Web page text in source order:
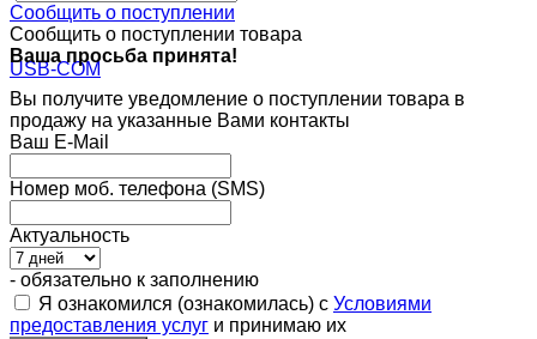
Сообщить о поступлении
Сообщить о поступлении товара
Ваша просьба принята!
Вы получите уведомление о поступлении товара в
продажу на указанные Вами контакты
Ваш E-Mail
Номер моб. телефона (SMS)
Актуальность
- обязательно к заполнению
Я ознакомился (ознакомилась) с Условиями
предоставления услуг и принимаю их